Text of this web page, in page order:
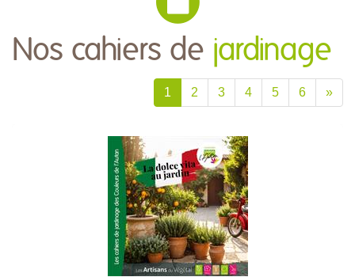
Nos cahiers de jardinage
1 2 3 4 5 6 »